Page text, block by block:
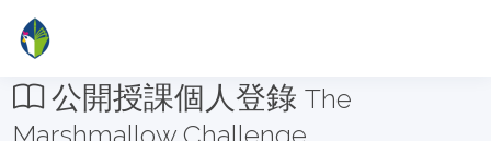
公開授課個人登錄 The